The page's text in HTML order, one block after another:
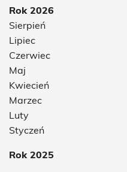
Rok 2026
Sierpień
Lipiec
Czerwiec
Maj
Kwiecień
Marzec
Luty
Styczeń
Rok 2025